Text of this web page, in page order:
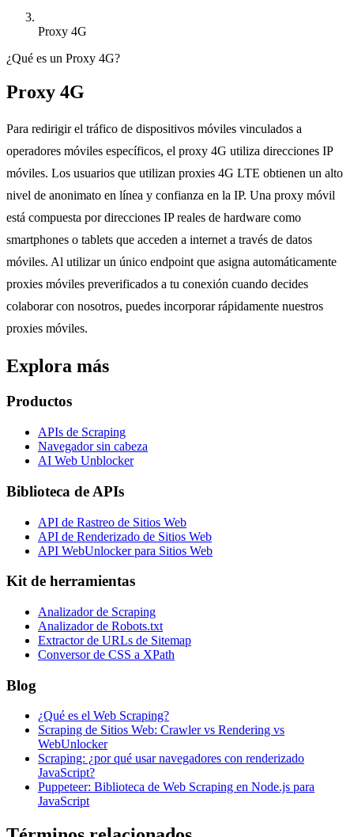
Proxy 4G
¿Qué es un Proxy 4G?
Proxy 4G
Para redirigir el tráfico de dispositivos móviles vinculados a
operadores móviles específicos, el proxy 4G utiliza direcciones IP
móviles. Los usuarios que utilizan proxies 4G LTE obtienen un alto
nivel de anonimato en línea y confianza en la IP. Una proxy móvil
está compuesta por direcciones IP reales de hardware como
smartphones o tablets que acceden a internet a través de datos
móviles. Al utilizar un único endpoint que asigna automáticamente
proxies móviles preverificados a tu conexión cuando decides
colaborar con nosotros, puedes incorporar rápidamente nuestros
proxies móviles.
Explora más
Productos
APIs de Scraping
Navegador sin cabeza
AI Web Unblocker
Biblioteca de APIs
API de Rastreo de Sitios Web
API de Renderizado de Sitios Web
API WebUnlocker para Sitios Web
Kit de herramientas
Analizador de Scraping
Analizador de Robots.txt
Extractor de URLs de Sitemap
Conversor de CSS a XPath
Blog
¿Qué es el Web Scraping?
Scraping de Sitios Web: Crawler vs Rendering vs
WebUnlocker
Scraping: ¿por qué usar navegadores con renderizado
JavaScript?
Puppeteer: Biblioteca de Web Scraping en Node.js para
JavaScript